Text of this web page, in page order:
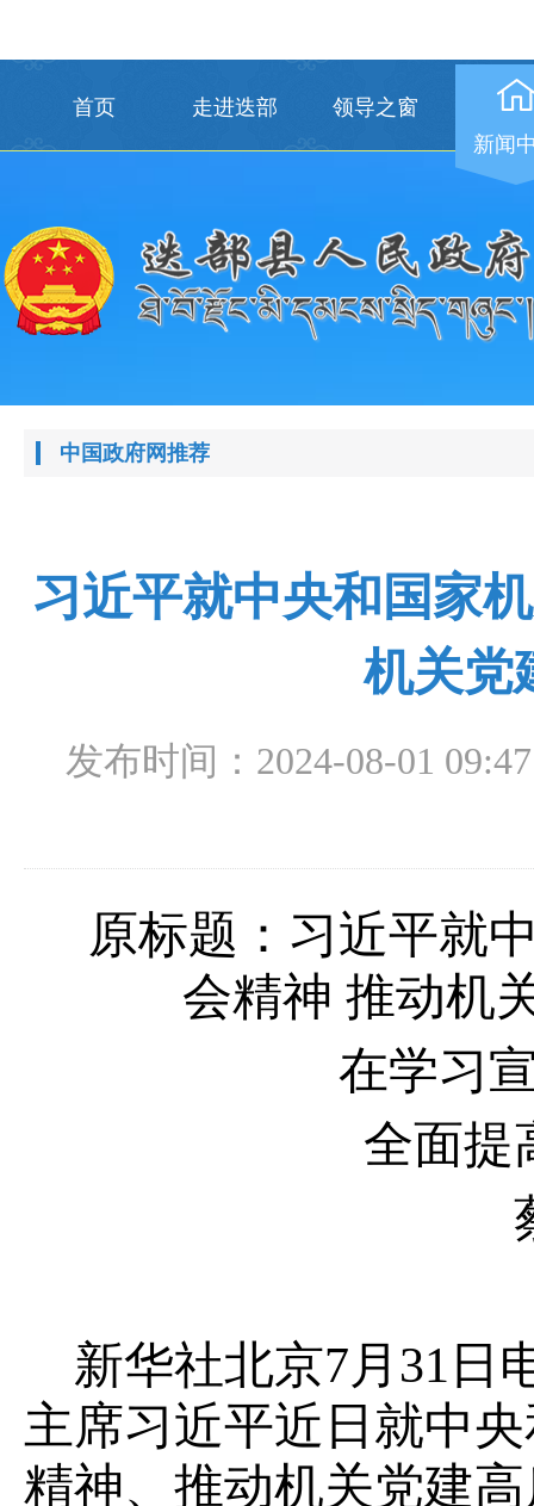
首页 走进迭部
领导之窗
新闻
中国政府网推荐
习近平就中央和国家
机关党
发布时间：2024-08-01
原标题：习近平就
会精神 推动机
在学习
全面提
新华社北京7月31
主席习近平近日就中
精神、推动机关党建